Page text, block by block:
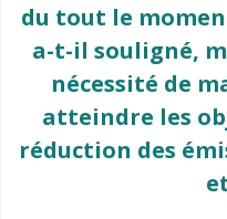
du tout le
a-t-il souligné,
nécessité de
atteindre les
réduction des